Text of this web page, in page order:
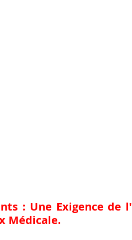
: Une Exigence de l'
Médicale.